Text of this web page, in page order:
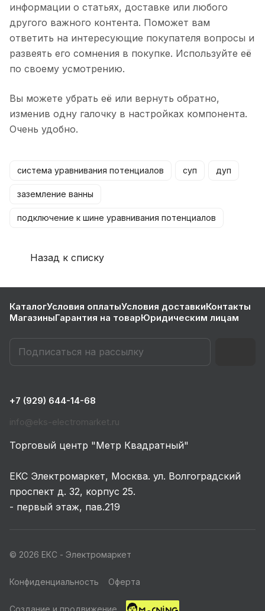
информации о статьях, доставке или любого
другого важного контента. Поможет вам
ответить на интересующие покупателя вопросы и
развеять его сомнения в покупке. Используйте её
по своему усмотрению.
Вы можете убрать её или вернуть обратно,
изменив одну галочку в настройках компонента.
Очень удобно.
система уравнивания потенциалов суп дуп
заземление ванны
подключение к шине уравнивания потенциалов
Назад к списку
КаталогУсловия оплатыУсловия доставкиКонтакты
МагазиныГарантия на товарЮридическим лицам
+7 (929) 644-14-68
info@eks-electromarket.ru
Торговый центр "Метр Квадратный"
ЕКС Электромаркет, Москва. ул. Волгоградский
проспект д. 32, корпус 25.
- первый этаж, пав.219
© 2026 ЕКС - Электромаркет
Конфиденциальность Оферта